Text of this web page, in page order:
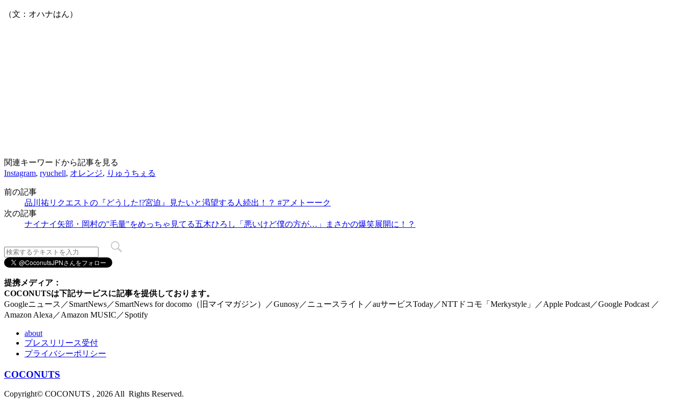
（文：オハナはん）
関連キーワードから記事を見る
Instagram, ryuchell, オレンジ, りゅうちぇる
前の記事
品川祐リクエストの『どうした!?宮迫』見たいと渇望する人続出！？ #アメトーーク
次の記事
ナイナイ矢部・岡村の"毛量"をめっちゃ見てる五木ひろし「悪いけど僕の方が…」まさかの爆笑展開に！？
提携メディア：
COCONUTSは下記サービスに記事を提供しております。
Googleニュース／SmartNews／SmartNews for docomo（旧マイマガジン）／Gunosy／ニュースライト／auサービスToday／NTTドコモ「Merkystyle」／Apple Podcast／Google Podcast ／
Amazon Alexa／Amazon MUSIC／Spotify
about
プレスリリース受付
プライバシーポリシー
COCONUTS
Copyright© COCONUTS , 2026 All Rights Reserved.